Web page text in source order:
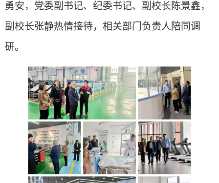
勇安，党委副书记、纪委书记、副校长陈景鑫，
副校长张静热情接待，相关部门负责人陪同调
研。